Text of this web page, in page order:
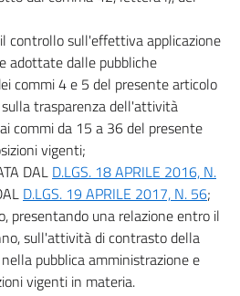
controllo sull'effettiva applicazione
adottate dalle pubbliche
commi 4 e 5 del presente articolo
trasparenza dell'attività
commi da 15 a 36 del presente
vigenti;
DAL D.LGS. 18 APRILE 2016, N.
D.LGS. 19 APRILE 2017, N. 56;
presentando una relazione entro il
sull'attività di contrasto della
pubblica amministrazione e
vigenti in materia.